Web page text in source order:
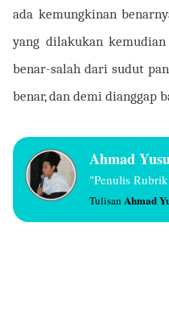
ada kemungkinan
yang dilakukan
benar-salah dari sudut
benar, dan demi dianggap
Ahmad
"Penulis
Tulisan Ahmad